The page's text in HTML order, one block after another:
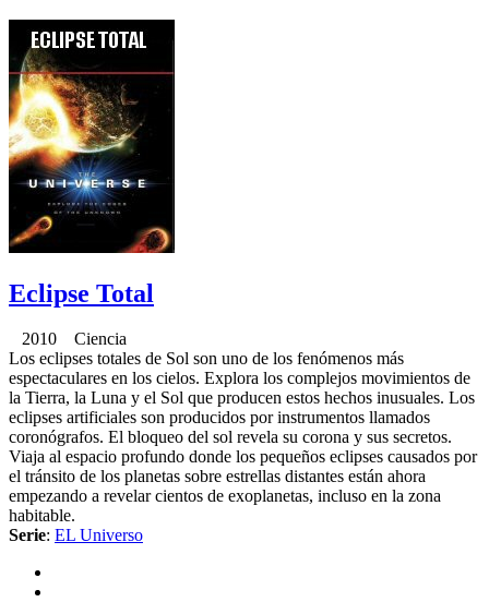
Eclipse Total
2010 Ciencia
Los eclipses totales de Sol son uno de los fenómenos más
espectaculares en los cielos. Explora los complejos movimientos de
la Tierra, la Luna y el Sol que producen estos hechos inusuales. Los
eclipses artificiales son producidos por instrumentos llamados
coronógrafos. El bloqueo del sol revela su corona y sus secretos.
Viaja al espacio profundo donde los pequeños eclipses causados por
el tránsito de los planetas sobre estrellas distantes están ahora
empezando a revelar cientos de exoplanetas, incluso en la zona
habitable.
Serie: EL Universo